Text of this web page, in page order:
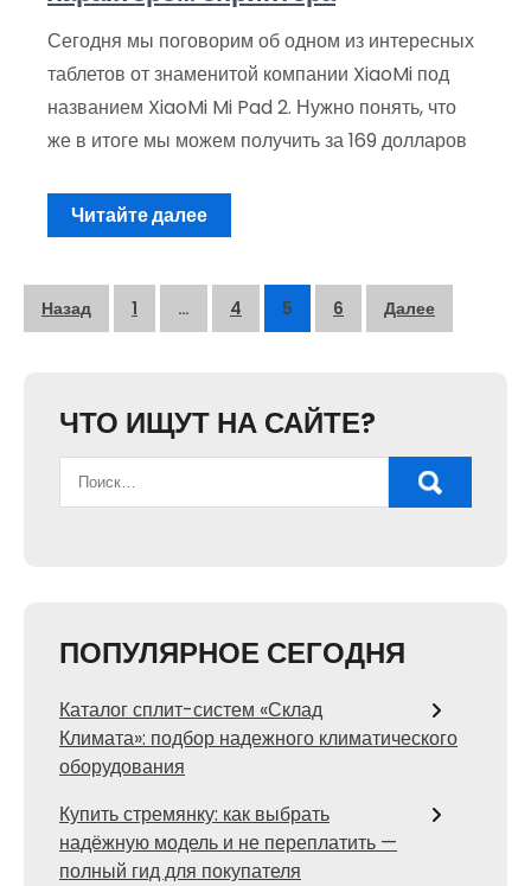
Сегодня мы поговорим об одном из интересных
таблетов от знаменитой компании XiaoMi под
названием XiaoMi Mi Pad 2. Нужно понять, что
же в итоге мы можем получить за 169 долларов
Читайте далее
Пагинация
Назад 1 … 4 5 6 Далее
ЧТО ИЩУТ НА САЙТЕ?
ПОПУЛЯРНОЕ СЕГОДНЯ
Каталог сплит-систем «Склад
Климата»: подбор надежного климатического
оборудования
Купить стремянку: как выбрать
надёжную модель и не переплатить —
полный гид для покупателя